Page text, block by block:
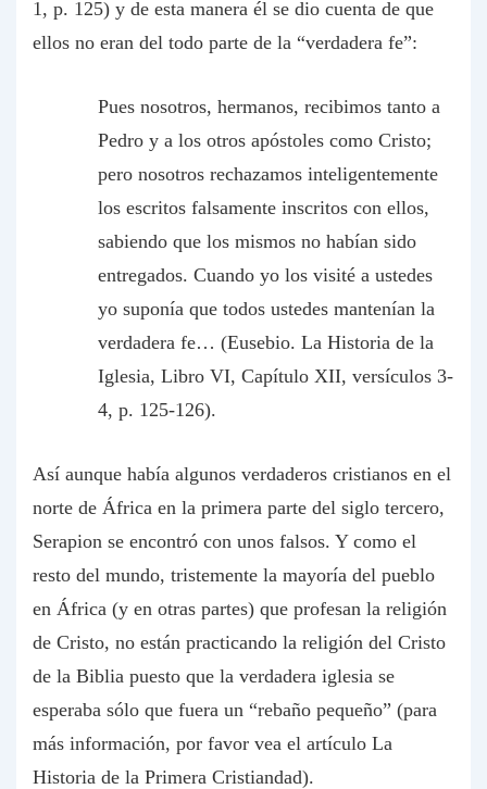
1, p. 125) y de esta manera él se dio cuenta de que
ellos no eran del todo parte de la “verdadera fe”:
Pues nosotros, hermanos, recibimos tanto a
Pedro y a los otros apóstoles como Cristo;
pero nosotros rechazamos inteligentemente
los escritos falsamente inscritos con ellos,
sabiendo que los mismos no habían sido
entregados. Cuando yo los visité a ustedes
yo suponía que todos ustedes mantenían la
verdadera fe… (Eusebio. La Historia de la
Iglesia, Libro VI, Capítulo XII, versículos 3-
4, p. 125-126).
Así aunque había algunos verdaderos cristianos en el
norte de África en la primera parte del siglo tercero,
Serapion se encontró con unos falsos. Y como el
resto del mundo, tristemente la mayoría del pueblo
en África (y en otras partes) que profesan la religión
de Cristo, no están practicando la religión del Cristo
de la Biblia puesto que la verdadera iglesia se
esperaba sólo que fuera un “rebaño pequeño” (para
más información, por favor vea el artículo La
Historia de la Primera Cristiandad).